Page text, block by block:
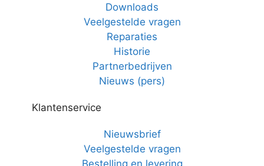
Downloads
Veelgestelde vragen
Reparaties
Historie
Partnerbedrijven
Nieuws (pers)
Klantenservice
Nieuwsbrief
Veelgestelde vragen
Bestelling en levering